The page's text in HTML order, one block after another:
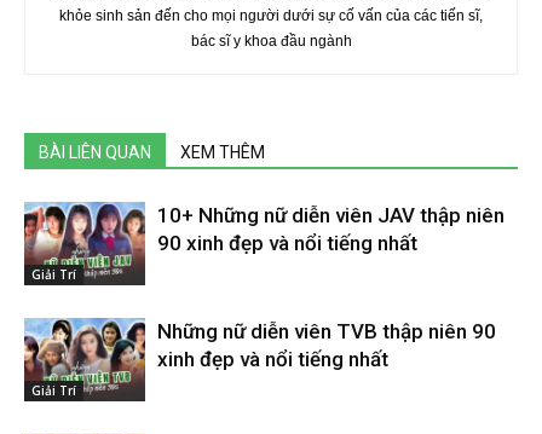
khỏe sinh sản đến cho mọi người dưới sự cố vấn của các tiến sĩ,
bác sĩ y khoa đầu ngành
BÀI LIÊN QUAN XEM THÊM
Giải Trí
10+ Những nữ diễn viên JAV thập niên
90 xinh đẹp và nổi tiếng nhất
Giải Trí
Những nữ diễn viên TVB thập niên 90
xinh đẹp và nổi tiếng nhất